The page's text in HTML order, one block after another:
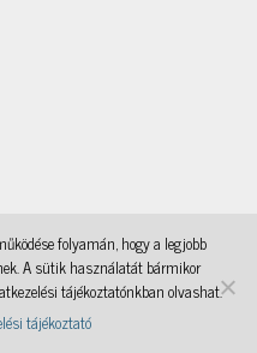
Könyvtári levelezés, a WordPress Theme by
@aicragellebasiOKKA , a WordPress Theme by
folyamán, hogy a legjobb
A sütik használatát bármikor
tájékoztatónkban olvashat.
tájékoztató